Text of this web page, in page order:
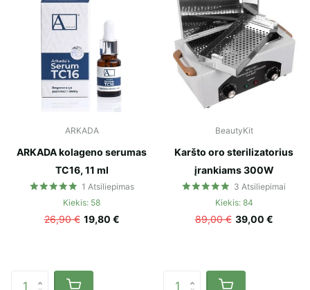
ARKADA
ARKADA kolageno serumas
TC16, 11 ml
1 Atsiliepimas
Kiekis: 58
26,90 € 19,80 €
BeautyKit
Karšto oro sterilizatorius
įrankiams 300W
3 Atsiliepimai
Kiekis: 84
89,00 € 39,00 €